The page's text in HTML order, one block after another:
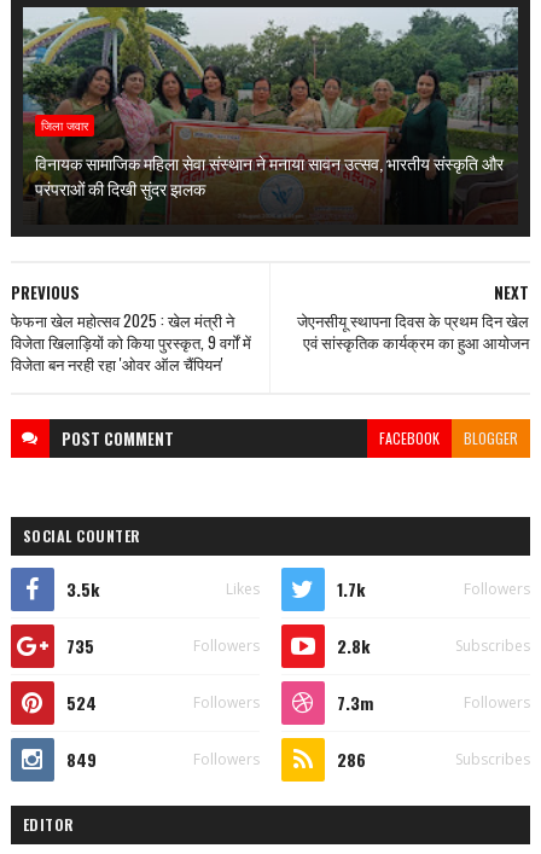
जिला जवार
विनायक सामाजिक महिला सेवा संस्थान ने मनाया सावन उत्सव, भारतीय संस्कृति और
परंपराओं की दिखी सुंदर झलक
NEXT
जेएनसीयू स्थापना दिवस के प्रथम दिन खेल
एवं सांस्कृतिक कार्यक्रम का हुआ आयोजन
PREVIOUS
फेफना खेल महोत्सव 2025 : खेल मंत्री ने
विजेता खिलाड़ियों को किया पुरस्कृत, 9 वर्गों में
विजेता बन नरही रहा 'ओवर ऑल चैंपियन'
POST COMMENT FACEBOOK BLOGGER
SOCIAL COUNTER
3.5k Likes 1.7k Followers
735 Followers 2.8k Subscribes
524 Followers 7.3m Followers
849 Followers 286 Subscribes
EDITOR